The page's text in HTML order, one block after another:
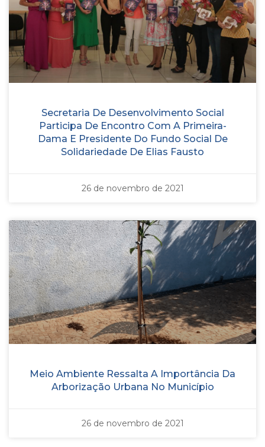
Secretaria De Desenvolvimento Social
Participa De Encontro Com A Primeira-
Dama E Presidente Do Fundo Social De
Solidariedade De Elias Fausto
26 de novembro de 2021
Meio Ambiente Ressalta A Importância Da
Arborização Urbana No Município
26 de novembro de 2021